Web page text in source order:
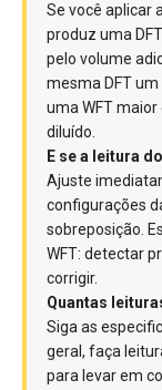
Se você aplicar
produz uma
pelo volume
mesma DFT
uma WFT
diluído.
E se a leitura
Ajuste
configurações
sobreposição.
WFT: detectar
corrigir.
Quantas
Siga as
geral, faça
para levar em